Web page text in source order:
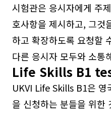
시험관은 응시자에게 주
호사항을 제시하고, 그것
하고 확장하도록 요청할
다른 응시자 모두와 소통
Life Skills B1
UKVI Life Skills B1은 영
을 신청하는 분들을 위한